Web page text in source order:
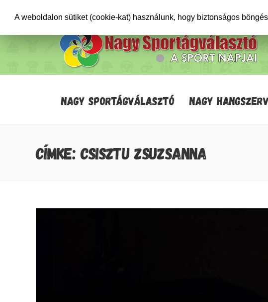
NAGY SPORTÁGVÁLASZTÓ NAGY
CÍMKE: CSISZTU ZSUZSANNA
A weboldalon sütiket (cookie-kat) használunk, hogy biztonságos